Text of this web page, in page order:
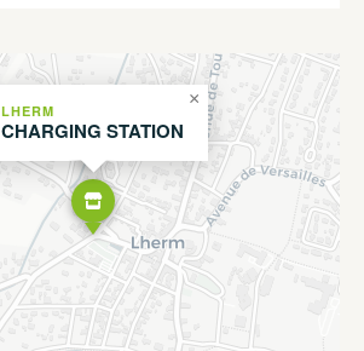
LHERM
CHARGING STATION
×